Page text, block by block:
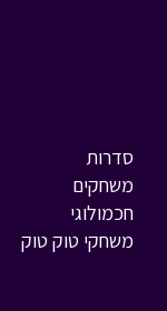
סדרות
משחקים
חכמולוגי
משחקי טוק טוק